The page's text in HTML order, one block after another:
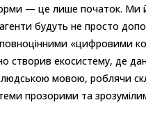
— це лише початок. Ми
будуть не просто
«цифровими
створив екосистему, де
мовою, роблячи
прозорими та